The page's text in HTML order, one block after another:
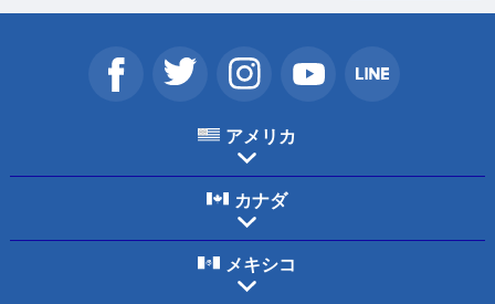
アメリカ
カナダ
メキシコ